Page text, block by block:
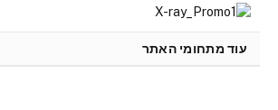
עוד מתחומי האתר